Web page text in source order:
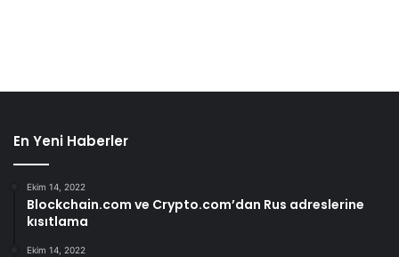
En Yeni Haberler
Ekim 14, 2022
Blockchain.com ve Crypto.com’dan Rus adreslerine
kısıtlama
Ekim 14, 2022